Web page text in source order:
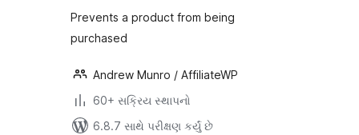
Prevents a product from being
purchased
Andrew Munro / AffiliateWP
60+ સક્રિય સ્થાપનો
6.8.7 સાથે પરીક્ષણ કર્યું છે